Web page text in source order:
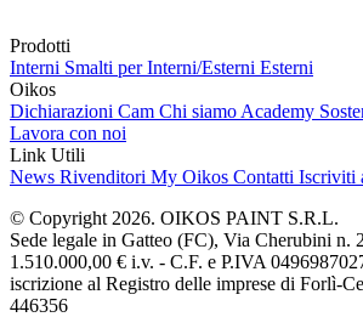
Prodotti
Interni Smalti per Interni/Esterni Esterni
Oikos
Dichiarazioni Cam Chi siamo Academy
Lavora con noi
Link Utili
News Rivenditori My Oikos Contatti Iscriviti
© Copyright 2026. OIKOS PAINT S.R.L.
Sede legale in Gatteo (FC), Via Cherubini n.
1.510.000,00 € i.v. - C.F. e P.IVA
iscrizione al Registro delle imprese di Forlì-
446356